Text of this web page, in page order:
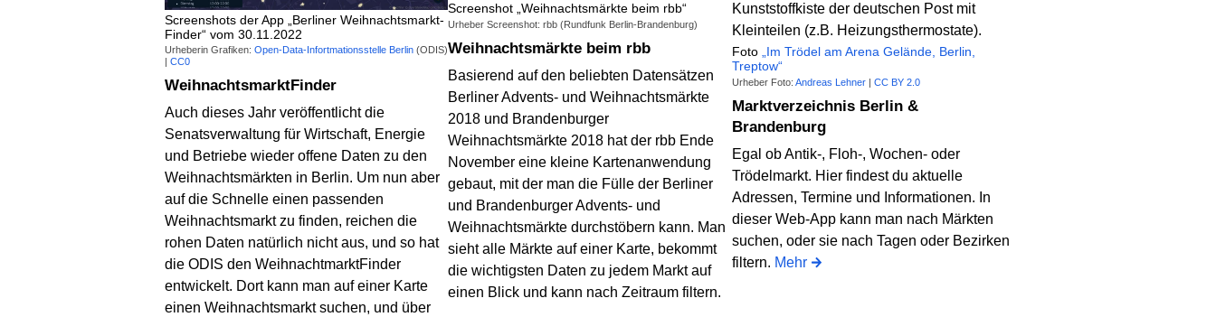
Screenshots der App „Berliner Weihnachtsmarkt-
Finder“ vom 30.11.2022
Urheberin Grafiken: Open-Data-Infortmationsstelle Berlin (ODIS)
CC0
WeihnachtsmarktFinder
Auch dieses Jahr veröffentlicht die
Senatsverwaltung für Wirtschaft, Energie
und Betriebe wieder offene Daten zu den
Weihnachtsmärkten in Berlin. Um nun aber
auf die Schnelle einen passenden
Weihnachtsmarkt zu finden, reichen die
rohen Daten natürlich nicht aus, und so hat
die ODIS den WeihnachtmarktFinder
entwickelt. Dort kann man auf einer Karte
einen Weihnachtsmarkt suchen, und über
Screenshot „Weihnachtsmärkte beim rbb“
Urheber Screenshot: rbb (Rundfunk Berlin-Brandenburg)
Weihnachtsmärkte beim rbb
Basierend auf den beliebten Datensätzen
Berliner Advents- und Weihnachtsmärkte
2018 und Brandenburger
Weihnachtsmärkte 2018 hat der rbb Ende
November eine kleine Kartenanwendung
gebaut, mit der man die Fülle der Berliner
und Brandenburger Advents- und
Weihnachtsmärkte durchstöbern kann. Man
sieht alle Märkte auf einer Karte, bekommt
die wichtigsten Daten zu jedem Markt auf
einen Blick und kann nach Zeitraum filtern.
Foto „Im Trödel am Arena Gelände, Berlin,
Treptow“
Urheber Foto: Andreas Lehner| CC BY 2.0
Marktverzeichnis Berlin &
Brandenburg
Egal ob Antik-, Floh-, Wochen- oder
Trödelmarkt. Hier findest du aktuelle
Adressen, Termine und Informationen. In
dieser Web-App kann man nach Märkten
suchen, oder sie nach Tagen oder Bezirken
filtern. Mehr